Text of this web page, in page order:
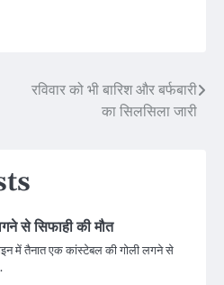
रविवार को भी बारिश और बर्फबारी
का सिलसिला जारी
से सिफाही की मौत
में तैनात एक कांस्टेबल की गोली लगने से